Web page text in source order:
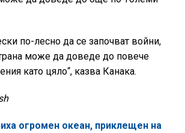
по-лесно да се започват войни,
може да доведе до повече
като цяло“, казва Канака.
огромен океан, приклещен на